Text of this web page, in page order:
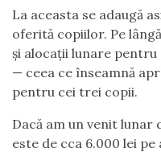
La aceasta se adaugă
oferită copiilor. Pe
și alocații lunare
— ceea ce înseamnă
pentru cei trei copii.
Dacă am un venit lunar
este de cca 6.000 lei pe